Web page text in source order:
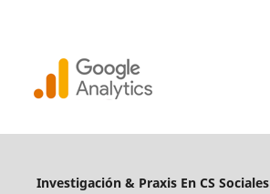
Investigación & Praxis En CS Sociales